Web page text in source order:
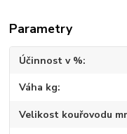
Parametry
Účinnost v %
Váha kg
Velikost kouřovodu